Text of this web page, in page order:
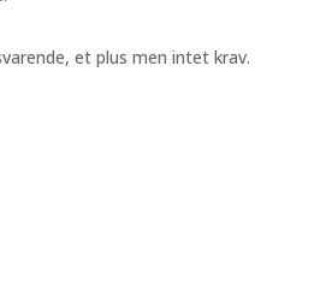
et plus men intet krav.